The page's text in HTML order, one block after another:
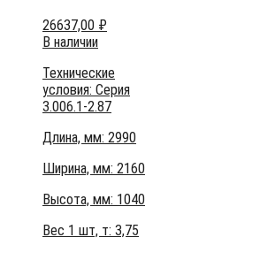
26637,00 ₽
В наличии
Технические
условия: Серия
3.006.1-2.87
Длина, мм: 2990
Ширина, мм: 2160
Высота, мм: 1040
Вес 1 шт, т: 3,75